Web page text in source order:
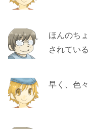
ほんのち
されてい
早く、色